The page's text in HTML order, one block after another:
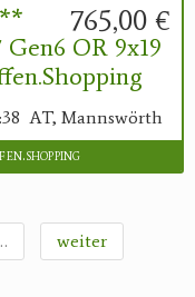
765,00 €
OR 9x19
AT, Mannswörth
weiter